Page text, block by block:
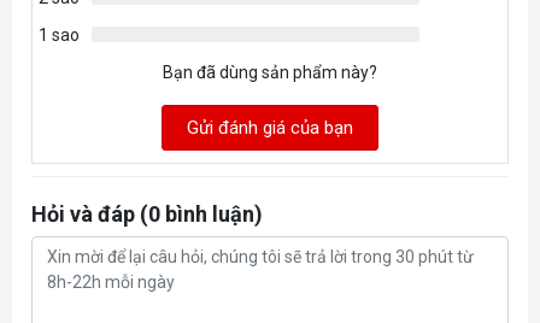
1 sao
Bạn đã dùng sản phẩm này?
Gửi đánh giá của bạn
Hỏi và đáp (0 bình luận)